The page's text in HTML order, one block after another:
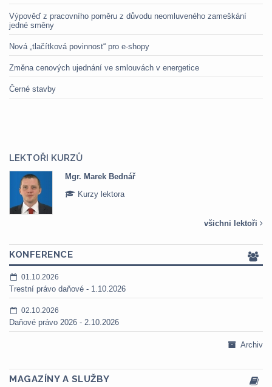
Výpověď z pracovního poměru z důvodu neomluveného zameškání
jedné směny
Nová „tlačítková povinnost“ pro e-shopy
Změna cenových ujednání ve smlouvách v energetice
Černé stavby
LEKTOŘI KURZŮ
Mgr. Marek Bednář
Kurzy lektora
všichni lektoři
KONFERENCE
01.10.2026
Trestní právo daňové - 1.10.2026
02.10.2026
Daňové právo 2026 - 2.10.2026
Archiv
MAGAZÍNY A SLUŽBY